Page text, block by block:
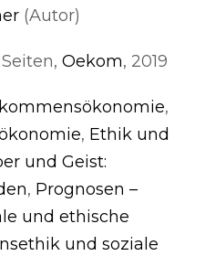
(Autor)
Oekom, 2019
,
, Ethik und
und Geist:
, Prognosen –
und ethische
und soziale